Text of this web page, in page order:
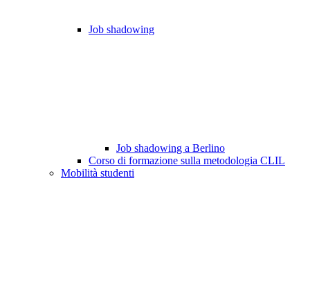
Job shadowing
Job shadowing a Berlino
Corso di formazione sulla metodologia CLIL
Mobilità studenti